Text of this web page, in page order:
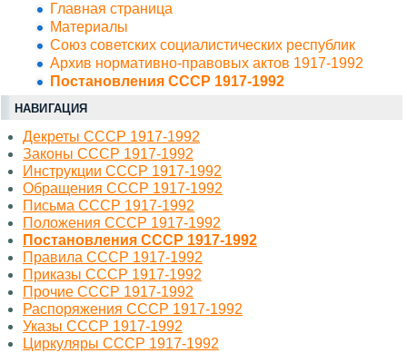
Главная страница
Материалы
Союз советских социалистических республик
Архив нормативно-правовых актов 1917-1992
Постановления СССР 1917-1992
НАВИГАЦИЯ
Декреты СССР 1917-1992
Законы СССР 1917-1992
Инструкции СССР 1917-1992
Обращения СССР 1917-1992
Письма СССР 1917-1992
Положения СССР 1917-1992
Постановления СССР 1917-1992
Правила СССР 1917-1992
Приказы СССР 1917-1992
Прочие СССР 1917-1992
Распоряжения СССР 1917-1992
Указы СССР 1917-1992
Циркуляры СССР 1917-1992